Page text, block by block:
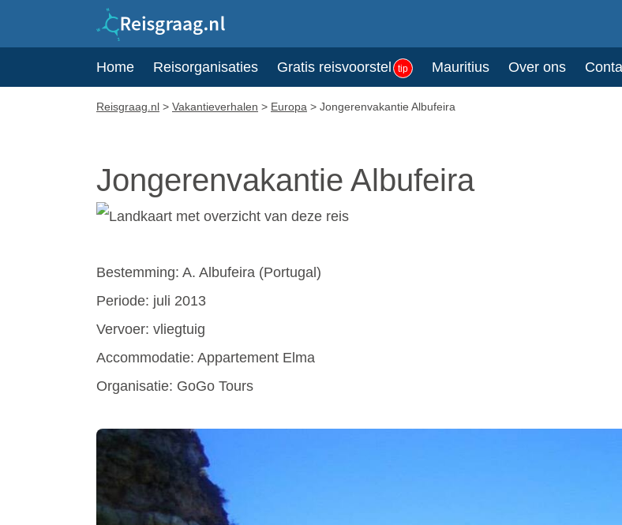
Home Reisorganisaties Gratis reisvoorstel tip Mauritius Over ons
Reisgraag.nl > Vakantieverhalen > Europa > Jongerenvakantie Albufeira
Jongerenvakantie Albufeira
Bestemming: A. Albufeira (Portugal)
Periode: juli 2013
Vervoer: vliegtuig
Accommodatie: Appartement Elma
Organisatie: GoGo Tours